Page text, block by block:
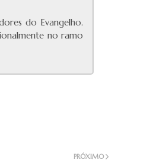
do Evangelho.
no ramo
PRÓXIMO